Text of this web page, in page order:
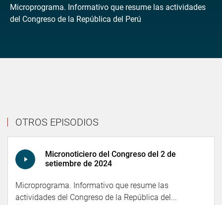
Microprograma. Informativo que resume las actividades
del Congreso de la República del Perú
OTROS EPISODIOS
Micronoticiero del Congreso del 2 de
setiembre de 2024
Microprograma. Informativo que resume las
actividades del Congreso de la República del...